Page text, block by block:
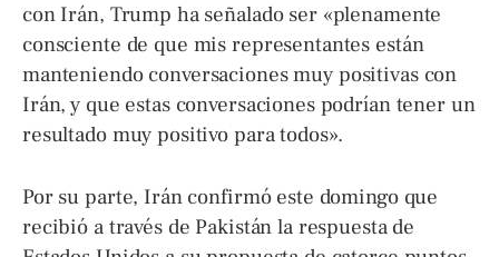
con Irán, Trump ha señalado ser «plenamente
consciente de que mis representantes están
manteniendo conversaciones muy positivas con
Irán, y que estas conversaciones podrían tener un
resultado muy positivo para todos».
Por su parte, Irán confirmó este domingo que
recibió a través de Pakistán la respuesta de